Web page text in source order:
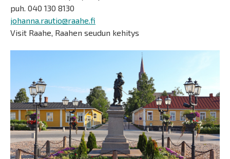
puh. 040 130 8130
johanna.rautio@raahe.fi
Visit Raahe, Raahen seudun kehitys